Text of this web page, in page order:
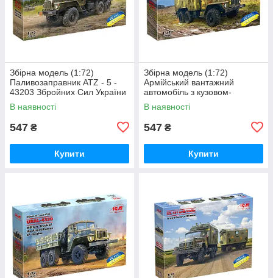
Збірна модель (1:72)
Паливозаправник ATZ - 5 -
43203 Збройних Сил України
В наявності
547 ₴
Купити
Збірна модель (1:72)
Армійський вантажний
автомобіль з кузовом-
фургоном Урал-43203
Збройних Сил України
В наявності
547 ₴
Купити